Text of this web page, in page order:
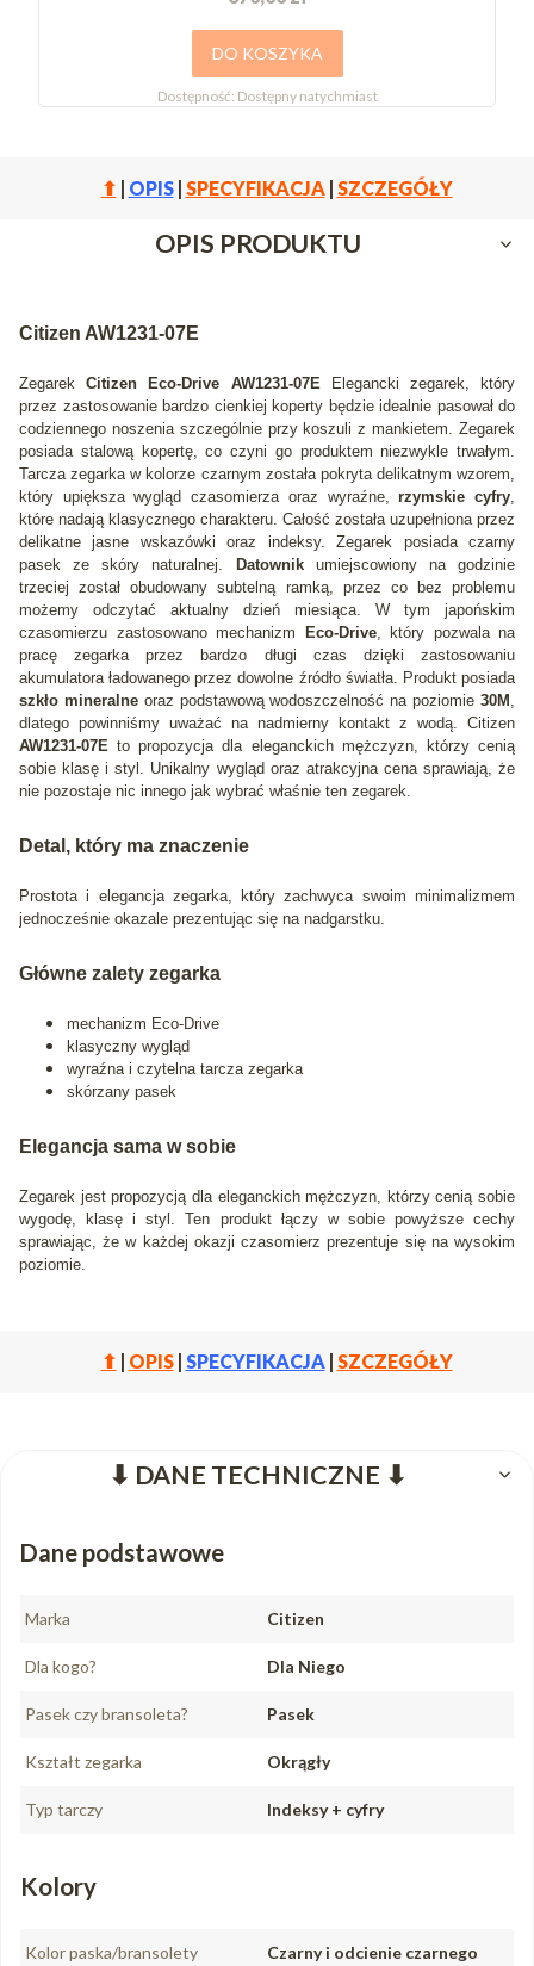
DO KOSZYKA
Dostępność: Dostępny natychmiast
⬆ OPIS| SPECYFIKACJA| SZCZEGÓŁY
OPIS PRODUKTU
Citizen AW1231-07E
ZegarekCitizen Eco-Drive AW1231-07EElegancki zegarek, który
przez zastosowanie bardzo cienkiej koperty będzie idealnie pasował do
codziennego noszenia szczególnie przy koszuli z mankietem. Zegarek
posiada stalową kopertę, co czyni go produktem niezwykle trwałym.
Tarcza zegarka w kolorze czarnym została pokryta delikatnym wzorem,
który upiększa wygląd czasomierza oraz wyraźne,rzymskie cyfry,
które nadają klasycznego charakteru. Całość została uzupełniona przez
delikatne jasne wskazówki oraz indeksy. Zegarek posiada czarny
pasek ze skóry naturalnej.
Datownikumiejscowiony na godzinie
trzeciej został obudowany subtelną ramką, przez co bez problemu
możemy odczytać aktualny dzień miesiąca. W tym japońskim
czasomierzu zastosowano mechanizm
Eco-Drive, który pozwala na
pracę zegarka przez bardzo długi czas dzięki zastosowaniu
akumulatora ładowanego przez dowolne źródło światła. Produkt posiada
szkło mineralneoraz podstawową wodoszczelność na poziomie30M ,
dlatego powinniśmy uważać na nadmierny kontakt z wodą. Citizen
AW1231-07E to propozycja dla eleganckich mężczyzn, którzy cenią
sobie klasę i styl. Unikalny wygląd oraz atrakcyjna cena sprawiają, że
nie pozostaje nic innego jak wybrać właśnie ten zegarek.
Detal, który ma znaczenie
Prostota i elegancja zegarka, który zachwyca swoim minimalizmem
jednocześnie okazale prezentując się na nadgarstku.
Główne zalety zegarka
mechanizm Eco-Drive
klasyczny wygląd
wyraźna i czytelna tarcza zegarka
skórzany pasek
Elegancja sama w sobie
Zegarek jest propozycją dla eleganckich mężczyzn, którzy cenią sobie
wygodę, klasę i styl. Ten produkt łączy w sobie powyższe cechy
sprawiając, że w każdej okazji czasomierz prezentuje się na wysokim
poziomie.
⬆ | OPIS| SPECYFIKACJA | SZCZEGÓŁY
⬇ DANE TECHNICZNE ⬇
Dane podstawowe
Marka Citizen
Dla kogo? Dla Niego
Pasek czy bransoleta? Pasek
Kształt zegarka Okrągły
Typ tarczy Indeksy + cyfry
Kolory
Kolor paska/bransolety Czarny i odcienie czarnego